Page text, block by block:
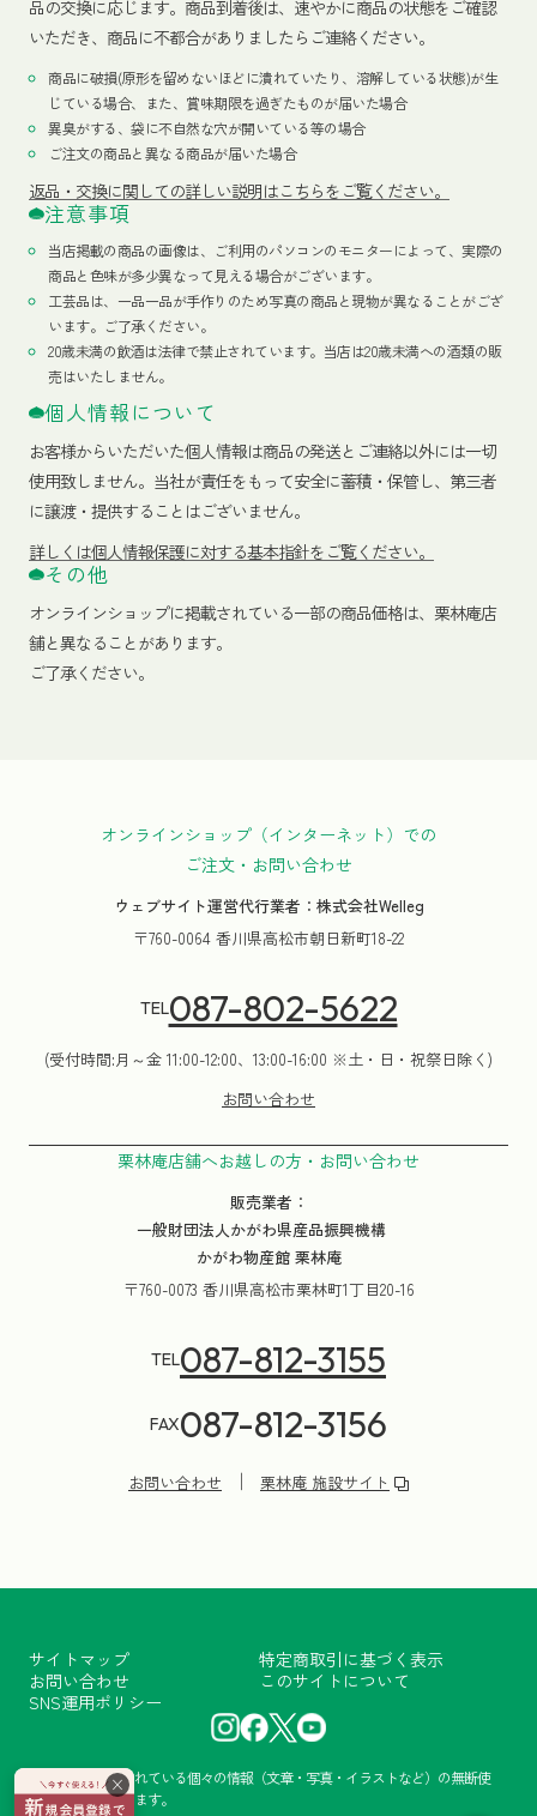
×
品の交換に応じます。商品到着後は、速やかに商品の状態をご確認
いただき、商品に不都合がありましたらご連絡ください。
商品に破損(原形を留めないほどに潰れていたり、溶解している状態)が生
じている場合、また、賞味期限を過ぎたものが届いた場合
異臭がする、袋に不自然な穴が開いている等の場合
ご注文の商品と異なる商品が届いた場合
返品・交換に関しての詳しい説明はこちらをご覧ください。
注意事項
当店掲載の商品の画像は、ご利用のパソコンのモニターによって、実際の
商品と色味が多少異なって見える場合がございます。
工芸品は、一品一品が手作りのため写真の商品と現物が異なることがござ
います。ご了承ください。
20歳未満の飲酒は法律で禁止されています。当店は20歳未満への酒類の販
売はいたしません。
個人情報について
お客様からいただいた個人情報は商品の発送とご連絡以外には一切
使用致しません。当社が責任をもって安全に蓄積・保管し、第三者
に譲渡・提供することはございません。
詳しくは個人情報保護に対する基本指針をご覧ください。
その他
オンラインショップに掲載されている一部の商品価格は、栗林庵店
舗と異なることがあります。
ご了承ください。
オンラインショップ（インターネット）での
ご注文・お問い合わせ
ウェブサイト運営代行業者：株式会社Welleg
〒760-0064 香川県高松市朝日新町18-22
TEL087-802-5622
(受付時間:月～金 11:00-12:00、13:00-16:00 ※土・日・祝祭日除く)
お問い合わせ
栗林庵店舗へお越しの方・お問い合わせ
販売業者：
一般財団法人かがわ県産品振興機構
かがわ物産館 栗林庵
〒760-0073 香川県高松市栗林町1丁目20-16
TEL087-812-3155
FAX087-812-3156
お問い合わせ 栗林庵 施設サイト
サイトマップ
特定商取引に基づく表示
お問い合わせ
このサイトについて
SNS運用ポリシー
当サイトに掲載されている個々の情報（文章・写真・イラストなど）の無断使
用・転載を禁止します。